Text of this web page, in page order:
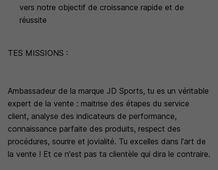
vers notre objectif de croissance rapide et de
réussite
TES MISSIONS :
Ambassadeur de la marque JD Sports, tu es un véritable
expert de la vente : maitrise des étapes du service
client, analyse des indicateurs de performance,
connaissance parfaite des produits, respect des
procédures, sourire et jovialité. Tu excelles dans l'art de
la vente ! Et ce n'est pas ta clientèle qui dira le contraire.